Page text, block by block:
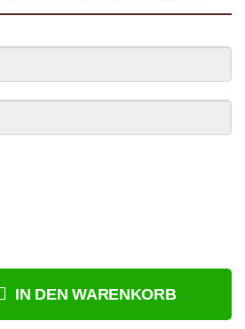
IN DEN WARENKORB